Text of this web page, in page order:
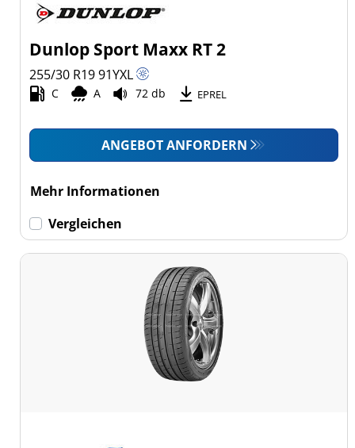
Dunlop Sport Maxx RT 2
255/30 R1991YXL
C A 72 db EPREL
ANGEBOT ANFORDERN
Mehr Informationen
Vergleichen